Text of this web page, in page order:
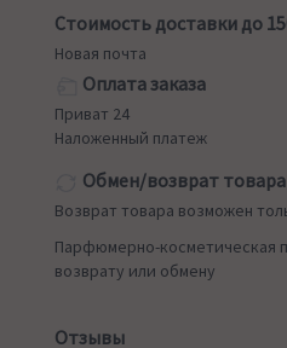
Стоимость доставки до
Новая почта
Оплата заказа
Приват 24
Наложенный платеж
Обмен/возврат товара
Возврат товара возможен
Парфюмерно-косметическая
возврату или обмену
Отзывы